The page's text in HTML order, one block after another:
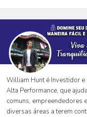
William Hunt é Investidor
Alta Performance, que
comuns, empreendedores
diversas áreas a terem